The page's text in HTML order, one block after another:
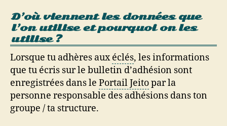
D’où viennent les données que
l’on utilise et pourquoi on les
utilise ?
Lorsque tu adhères auxéclés, les informations
que tu écris sur le bulletin d’adhésion sont
enregistrées dans le Portail Jeitopar la
personne responsable des adhésions dans ton
groupe / ta structure.